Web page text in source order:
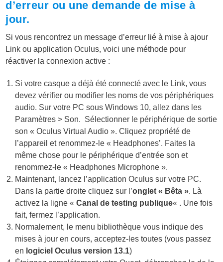
d’erreur ou une demande de mise à
jour.
Si vous rencontrez un message d’erreur lié à mise à ajour
Link ou application Oculus, voici une méthode pour
réactiver la connexion active :
Si votre casque a déjà été connecté avec le Link, vous
devez vérifier ou modifier les noms de vos périphériques
audio. Sur votre PC sous Windows 10, allez dans les
Paramètres > Son. Sélectionner le périphérique de sortie
son « Oculus Virtual Audio ». Cliquez propriété de
l’appareil et renommez-le « Headphones’. Faites la
même chose pour le périphérique d’entrée son et
renommez-le « Headphones Microphone ».
Maintenant, lancez l’application Oculus sur votre PC.
Dans la partie droite cliquez sur l’onglet « Bêta ». Là
activez la ligne «Canal de testing publique« . Une fois
fait, fermez l’application.
Normalement, le menu bibliothèque vous indique des
mises à jour en cours, acceptez-les toutes (vous passez
en logiciel Oculus version 13.1)